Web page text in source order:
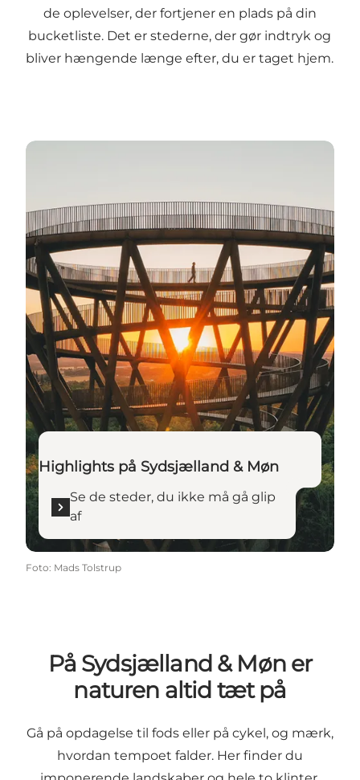
de oplevelser, der fortjener en plads på din
bucketliste. Det er stederne, der gør indtryk og
bliver hængende længe efter, du er taget hjem.
Se de steder, du ikke må gå glip af
Highlights på Sydsjælland & Møn
Se de steder, du ikke må gå glip
af
Foto: Mads Tolstrup
På Sydsjælland & Møn er
naturen altid tæt på
Gå på opdagelse til fods eller på cykel, og mærk,
hvordan tempoet falder. Her finder du